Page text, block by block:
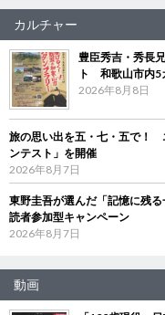
カルチャー
豊臣秀吉・秀長
ト 和歌山市内5
2026年8月8日
旅の思い出を五・七・五で！
ンテスト」を開催
2026年8月7日
東野圭吾が選んだ「記憶に残
読者参加型キャンペーン
2026年8月7日
動画